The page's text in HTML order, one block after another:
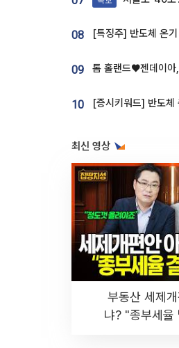
08
09
10
최신 영상
부동산 세제
냐? "종부세율